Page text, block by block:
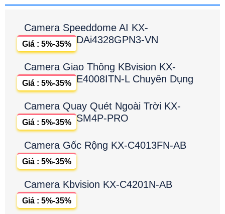
Camera Speeddome AI KX-
DAi4328GPN3-VN
Giá : 5%-35%
Camera Giao Thông KBvision KX-
E4008ITN-L Chuyên Dụng
Giá : 5%-35%
Camera Quay Quét Ngoài Trời KX-
SM4P-PRO
Giá : 5%-35%
Camera Gốc Rộng KX-C4013FN-AB
Giá : 5%-35%
Camera Kbvision KX-C4201N-AB
Giá : 5%-35%